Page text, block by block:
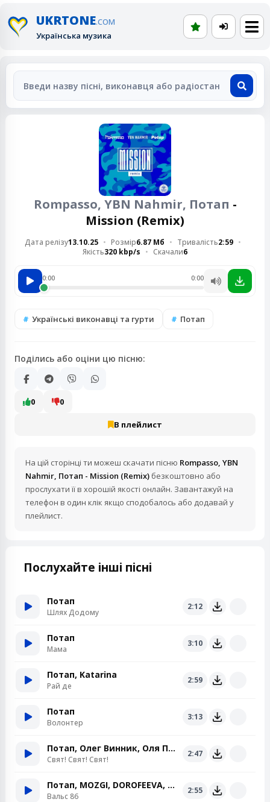
UKRTONE.COM
Українська музика
Rompasso, YBN Nahmir, Потап -
Mission (Remix)
Дата релізу13.10.25 Розмір6.87 Мб Тривалість2:59
Якість320 kbp/s Скачали6
0:00 0:00
Українські виконавці та гурти Потап
Поділись або оціни цю пісню:
0 0
В плейлист
На цій сторінці ти можеш скачати пісню Rompasso, YBN
Nahmir, Потап - Mission (Remix) безкоштовно або
прослухати її в хорошій якості онлайн. Завантажуй на
телефон в один клік якщо сподобалось або додавай у
плейлист.
Послухайте інші пісні
Потап
Шлях Додому
2:12
Потап
Мама
3:10
Потап, Katarina
Рай де
2:59
Потап
Волонтер
3:13
Потап, Олег Винник, Оля Полякова
Свят! Свят! Свят!
2:47
Потап, MOZGI, DOROFEEVA, Taras Topolja, Сергей Бабкин
Вальс 86
2:55